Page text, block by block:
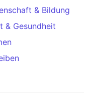
& Bildung
& Gesundheit